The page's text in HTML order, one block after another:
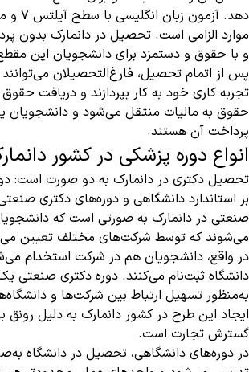
دهد.
موارد الزامی است. تحصیل در دانمارک بدون
و با حقوق و دستمزد برای دانشجویان این
پس از اتمام تحصیل، فارغ‌التحصیلان
تجربه کاری خود به کار بپردازند و دریافت
حقوق به مالیات منتقل می‌شود و دانشجویان
پرداخت آن هستند.
انواع دوره پزشکی در کشور
تحصیل دکتری در دانمارک به دو صورت است:
بر استاندارد دانشگاهی و دوره‌های دکتری
صنعتی در دانمارک به صورتی است که
می‌شوند که توسط شرکت‌های مختلف تعیین
در واقع، دانشجویان هم در شرکت استخدام
دانشگاه ثبت‌نام می‌کنند. دوره دکتری صنعتی
به‌منظور تسهیل ارتباط بین شرکت‌ها و
ایجاد این طرح در کشور دانمارک به دلیل رونق
گسترش تجارت است.
در دوره‌های دانشگاهی، تحصیل در دانشگاه